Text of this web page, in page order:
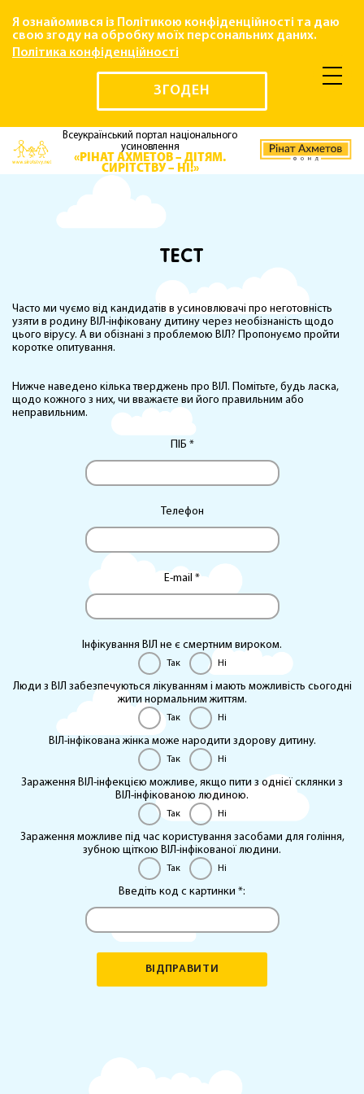
Я ознайомився із Політикою конфіденційності та даю
свою згоду на обробку моїх персональних даних.
Політика конфіденційності
ЗГОДЕН
Всеукраїнський портал національного
усиновлення
«РІНАТ АХМЕТОВ – ДІТЯМ.
СИРІТСТВУ – НІ!»
ТЕСТ
Часто ми чуємо від кандидатів в усиновлювачі про неготовність
узяти в родину ВІЛ-інфіковану дитину через необізнаність щодо
цього вірусу. А ви обізнані з проблемою ВІЛ? Пропонуємо пройти
коротке опитування.
Нижче наведено кілька тверджень про ВІЛ. Помітьте, будь ласка,
щодо кожного з них, чи вважаєте ви його правильним або
неправильним.
ПІБ *
Телефон
E-mail *
Iнфiкування ВIЛ не є смертним вироком.
Так Ні
Люди з ВIЛ забезпечуються лiкуванням i мають можливiсть сьогоднi
жити нормальним життям.
Так Ні
ВIЛ-iнфiкована жiнка може народити здорову дитину.
Так Ні
Зараження ВІЛ-інфекцією можливе, якщо пити з однієї склянки з
ВІЛ-інфікованою людиною.
Так Ні
Зараження можливе під час користування засобами для гоління,
зубною щіткою ВІЛ-інфікованої людини.
Так Ні
Введіть код с картинки *:
ВІДПРАВИТИ